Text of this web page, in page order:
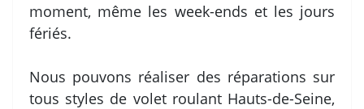
moment, même les week-ends et les jours
fériés.
Nous pouvons réaliser des réparations sur
tous styles de volet roulant Hauts-de-Seine,